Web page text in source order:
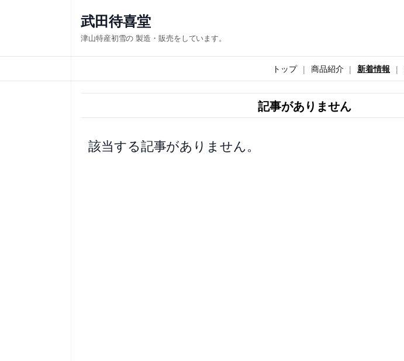
ス
キ
武田待喜堂
津山特産初雪の 製造・販売をしています。
トップ 商品紹介 新着情報
記事がありません
該当する記事がありません。